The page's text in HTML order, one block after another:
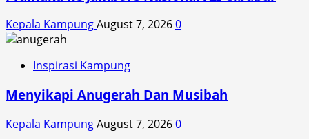
Kepala KampungAugust 7, 20260
Inspirasi Kampung
Menyikapi Anugerah Dan Musibah
Kepala KampungAugust 7, 20260